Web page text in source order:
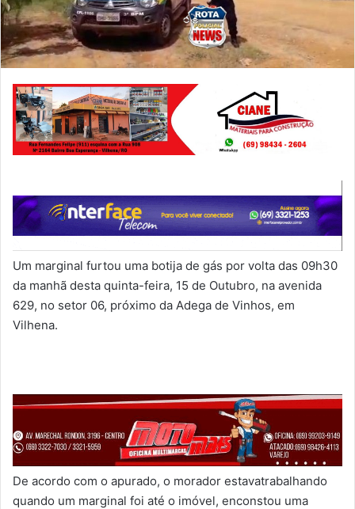
Um marginal furtou uma botija de gás por volta das 09h30
da manhã desta quinta-feira, 15 de Outubro, na avenida
629, no setor 06, próximo da Adega de Vinhos, em
Vilhena.
De acordo com o apurado, o morador estavatrabalhando
quando um marginal foi até o imóvel, enconstou uma